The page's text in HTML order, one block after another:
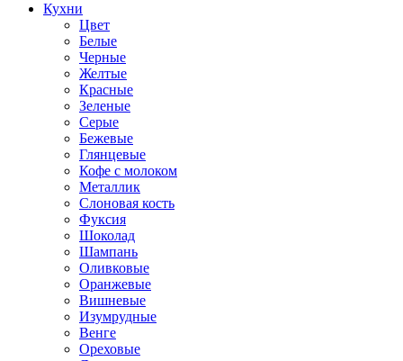
Кухни
Цвет
Белые
Черные
Желтые
Красные
Зеленые
Серые
Бежевые
Глянцевые
Кофе с молоком
Металлик
Слоновая кость
Фуксия
Шоколад
Шампань
Оливковые
Оранжевые
Вишневые
Изумрудные
Венге
Ореховые